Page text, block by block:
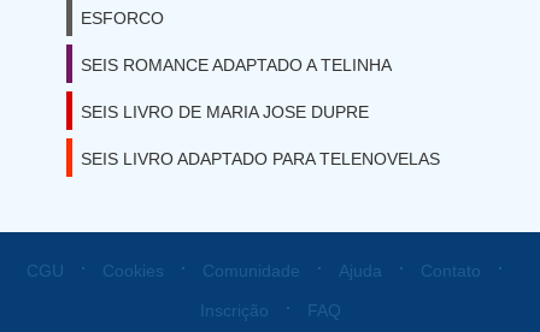
ESFORCO
SEIS ROMANCE ADAPTADO A TELINHA
SEIS LIVRO DE MARIA JOSE DUPRE
SEIS LIVRO ADAPTADO PARA TELENOVELAS
CGU ⋅ Cookies ⋅ Comunidade ⋅ Ajuda ⋅ Contato ⋅
Inscrição ⋅ FAQ